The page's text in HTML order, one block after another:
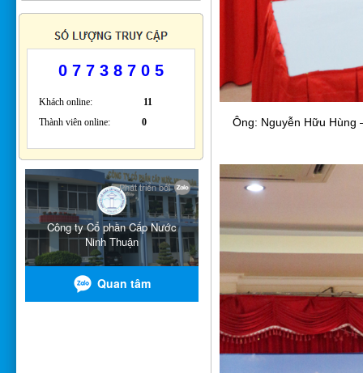
0 7 7 3 8 7 0 5
Khách online: 11
Thành viên online: 0 Ông: Nguyễn Hữu Hùng